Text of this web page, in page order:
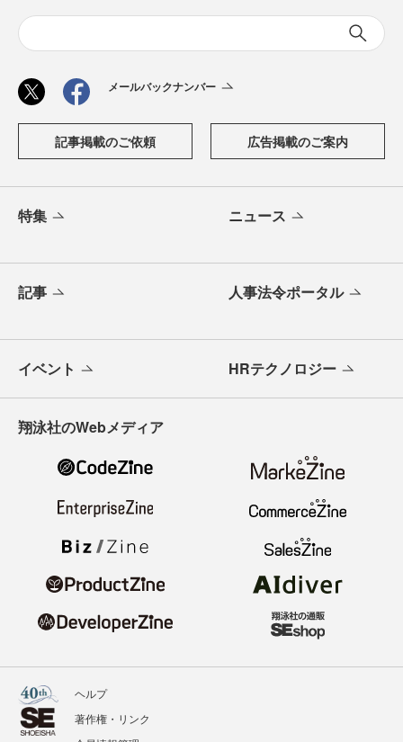
メールバックナンバー
記事掲載のご依頼 広告掲載のご案内
特集 ニュース
記事 人事法令ポータル
イベント HRテクノロジー
翔泳社のWebメディア
ヘルプ
著作権・リンク